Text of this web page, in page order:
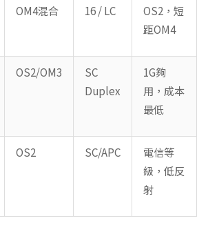
OM4混合
16 / LC
OS2，短
距OM4
OS2/OM3
SC
Duplex
1G夠
用，成本
最低
OS2 SC/APC
電信等
級，低反
射